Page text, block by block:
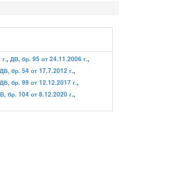
г., ДВ, бр. 95 от 24.11.2006 г.,
ДВ, бр. 54 от 17.7.2012 г.,
ДВ, бр. 99 от 12.12.2017 г.,
бр. 104 от 8.12.2020 г.,